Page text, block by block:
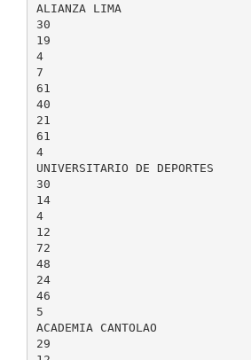
ALIANZA LIMA
30
19
4
7
61
40
21
61
4
UNIVERSITARIO DE DEPORTES
30
14
4
12
72
48
24
46
5
ACADEMIA CANTOLAO
29